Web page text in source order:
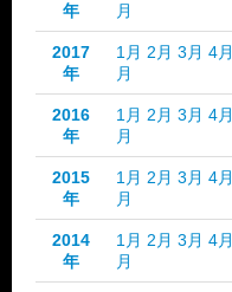
年
月
2017
年
1月 2月 3月 4月
月
2016
年
1月 2月 3月 4月
月
2015
年
1月 2月 3月 4月
月
2014
年
1月 2月 3月 4月
月